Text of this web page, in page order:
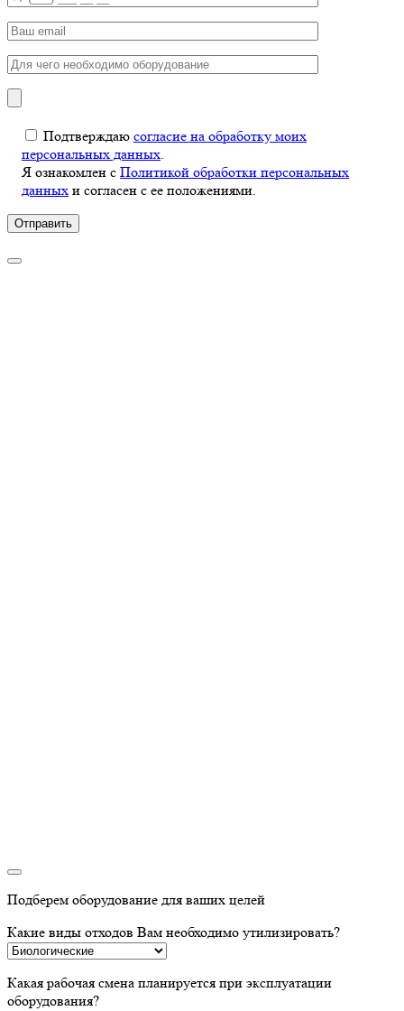
Подтверждаю согласие на обработку моих
персональных данных.
Я ознакомлен с Политикой обработки персональных
данных и согласен с ее положениями.
Подберем оборудование для ваших целей
Какие виды отходов Вам необходимо утилизировать?
Какая рабочая смена планируется при эксплуатации
оборудования?